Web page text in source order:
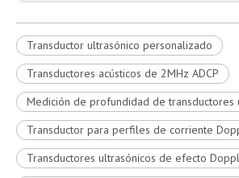
Transductor ultrasónico personalizado
Transductores acústicos de 2MHz ADCP
Medición de profundidad de transductores
Transductor para perfiles de corriente
Transductores ultrasónicos de efecto